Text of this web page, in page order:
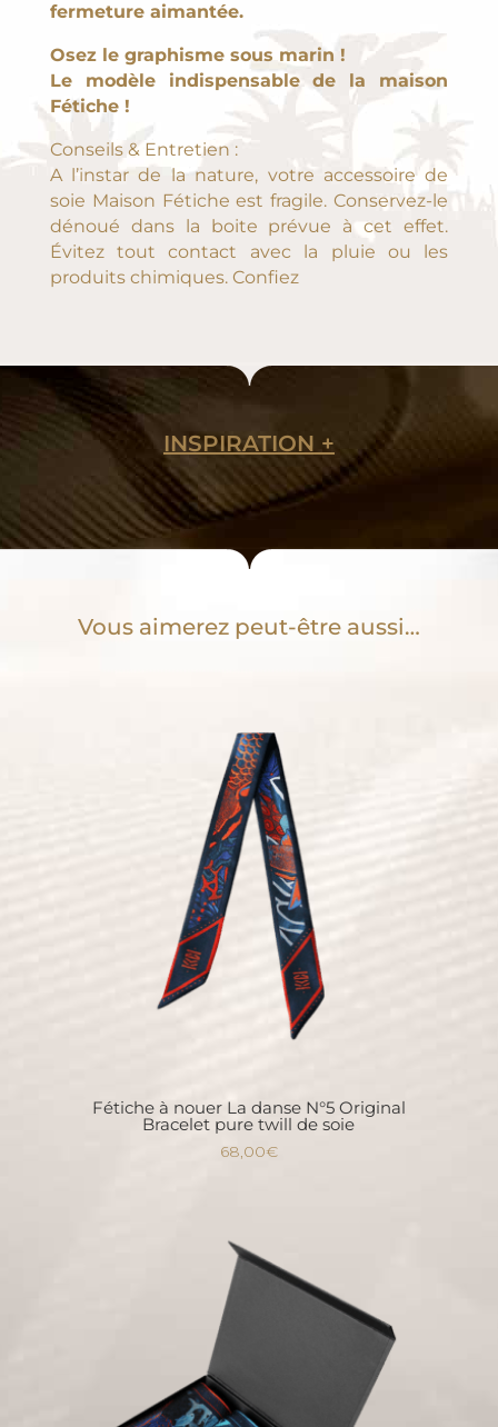
fermeture aimantée.
Osez le graphisme sous marin !
Le modèle indispensable de la maison
Fétiche !
Conseils & Entretien :
A l’instar de la nature, votre accessoire de
soie Maison Fétiche est fragile. Conservez-le
dénoué dans la boite prévue à cet effet.
Évitez tout contact avec la pluie ou les
produits chimiques. Confiez
INSPIRATION
Vous aimerez peut-être aussi…
Fétiche à nouer La danse N°5 Original
Bracelet pure twill de soie
68,00€
NEWSLETTER
POUR DÉCOUVRIR LES DERNIÈRES
CRÉATIONS EN AVANT-PREMIÈRE ET
RECEVOIR DES AVANTAGES JUSTE POUR
VOUS, INSCRIVEZ-VOUS A LA NEWSLETTER
ET PROFITEZ DE -10% SUR VOTRE
OK